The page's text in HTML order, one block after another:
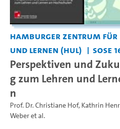
Hamburger Zentrum für
und Lernen (HUL)
SoSe
Perspektiven und
g zum Lehren und
n
Prof. Dr. Christiane Hof, Kathrin
Weberet al.